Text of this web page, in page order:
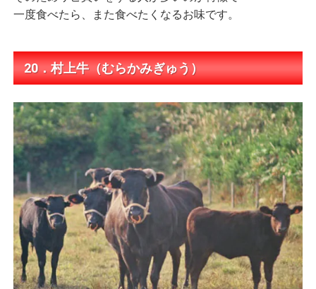
一度食べたら、また食べたくなるお味です。
20．村上牛（むらかみぎゅう）